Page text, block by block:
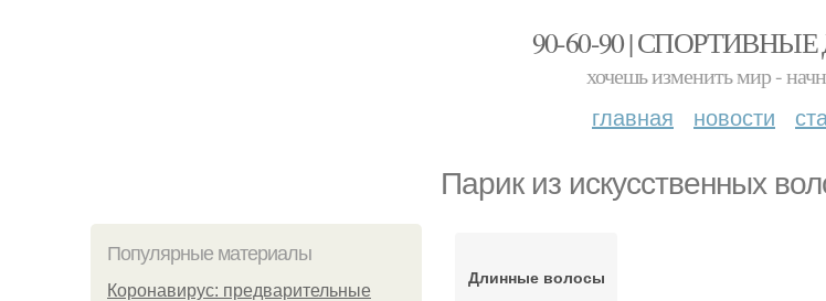
90-60-90 |
хочешь изменить мир -
главная новости
Парик из искусственных
Популярные материалы
Коронавирус: предварительные
Длинные волосы